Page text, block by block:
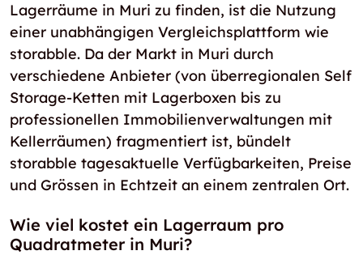
Lagerräume in Muri zu finden, ist die Nutzung
einer unabhängigen Vergleichsplattform wie
storabble. Da der Markt in Muri durch
verschiedene Anbieter (von überregionalen Self
Storage-Ketten mit Lagerboxen bis zu
professionellen Immobilienverwaltungen mit
Kellerräumen) fragmentiert ist, bündelt
storabble tagesaktuelle Verfügbarkeiten, Preise
und Grössen in Echtzeit an einem zentralen Ort.
Wie viel kostet ein Lagerraum pro
Quadratmeter in Muri?